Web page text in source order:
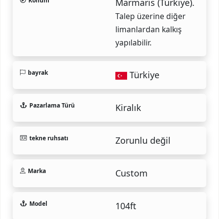
Talep üzerine diğer
limanlardan kalkış
yapılabilir.
bayrak Türkiye
Pazarlama Türü Kiralık
tekne ruhsatı Zorunlu değil
Marka Custom
Model 104ft